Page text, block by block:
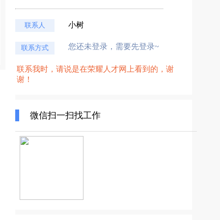
联系人 小树
联系方式 您还未登录，需要先登录~
联系我时，请说是在荣耀人才网上看到的，谢
谢！
微信扫一扫找工作